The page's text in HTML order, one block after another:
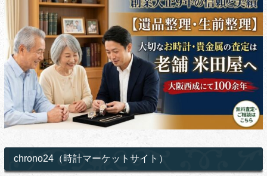
chrono24（時計マーケットサイト）